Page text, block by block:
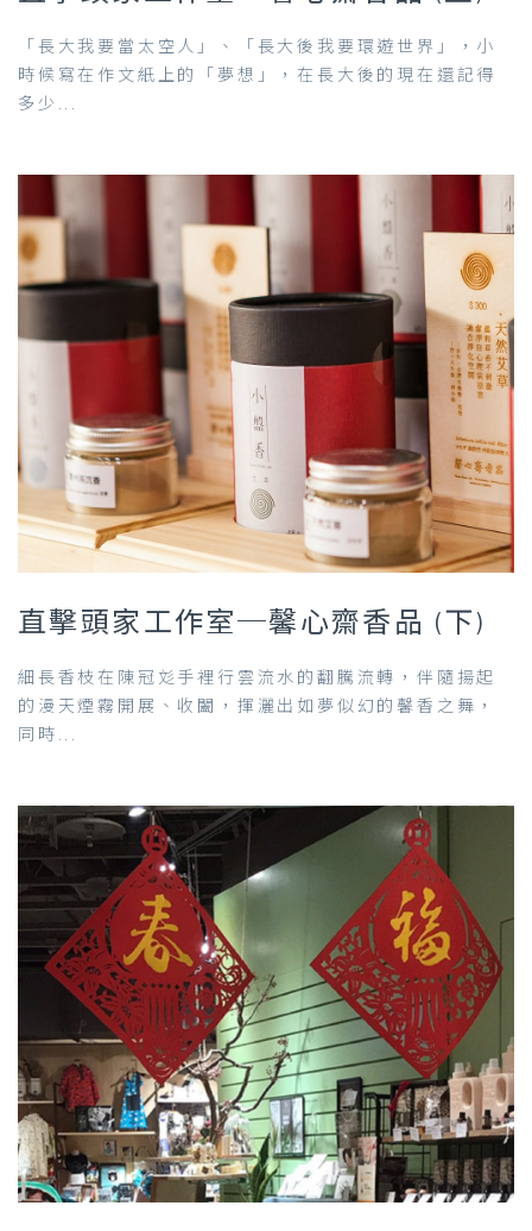
「長大我要當太空人」、「長大後我要環遊世界」，小
時候寫在作文紙上的「夢想」，在長大後的現在還記得
多少...
直擊頭家工作室─馨心齋香品 (下)
細長香枝在陳冠彣手裡行雲流水的翻騰流轉，伴隨揚起
的漫天煙霧開展、收闔，揮灑出如夢似幻的馨香之舞，
同時...